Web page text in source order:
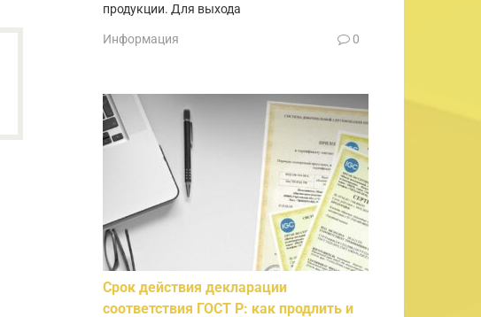
продукции. Для выхода
Информация 0
Срок действия декларации
соответствия ГОСТ Р: как продлить и